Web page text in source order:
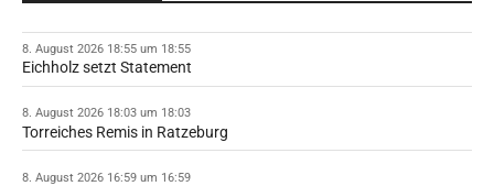
8. August 2026 18:55 um 18:55
Eichholz setzt Statement
8. August 2026 18:03 um 18:03
Torreiches Remis in Ratzeburg
8. August 2026 16:59 um 16:59